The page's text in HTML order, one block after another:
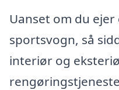
Uanset om du
sportsvogn, så
interiør og